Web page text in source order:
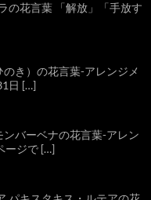
の花言葉 「解放」「手放す
き）の花言葉-アレンジメ
日 […]
バーベナの花言葉-アレン
ージで […]